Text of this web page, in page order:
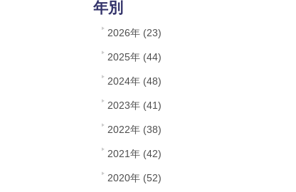
年別
2026年 (23)
2025年 (44)
2024年 (48)
2023年 (41)
2022年 (38)
2021年 (42)
2020年 (52)